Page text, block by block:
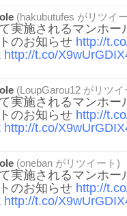
(hakubutufes がリツイ
実施されるマンホー
のお知らせ http://
http://t.co/
( LoupGarou12 がリツイ
実施されるマンホー
のお知らせ http://
http://t.co/
(oneban がリツイート)
実施されるマンホー
のお知らせ http://
http://t.co/